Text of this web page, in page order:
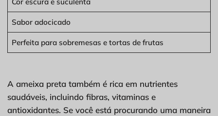
Cor escura e suculenta
Sabor adocicado
Perfeita para sobremesas e tortas de frutas
A ameixa preta também é rica em nutrientes
saudáveis, incluindo fibras, vitaminas e
antioxidantes. Se você está procurando uma maneira